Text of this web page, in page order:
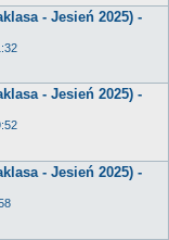
- Jesień 2025) -
- Jesień 2025) -
- Jesień 2025) -